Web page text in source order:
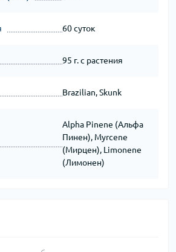
60 суток
95 г. с растения
Brazilian, Skunk
Alpha Pinene (Альфа
Пинен), Myrcene
(Мирцен), Limonene
(Лимонен)